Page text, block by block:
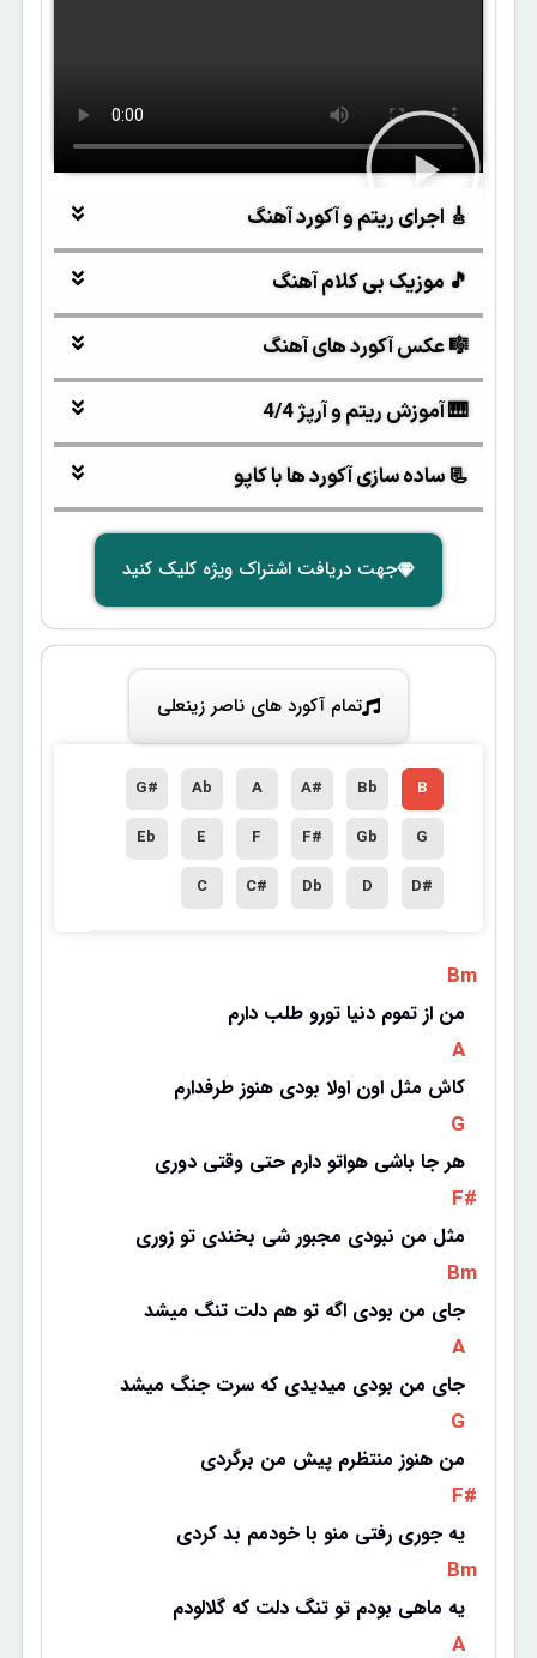
🎸 اجرای ریتم و آکورد آهنگ
🎵 موزیک بی کلام آهنگ
🎼 عکس آکورد های آهنگ
🎹 آموزش ریتم و آرپژ 4/4
📃 ساده سازی آکورد ها با کاپو
جهت دریافت اشتراک ویژه کلیک کنید
تمام آکورد های ناصر زینعلی
B
Bb
A#
A
Ab
G#
G
Gb
F#
F
E
Eb
D#
D
Db
C#
C
Bm
من از تموم دنیا تورو طلب دارم
A
کاش مثل اون اولا بودی هنوز طرفدارم
G
هر جا باشی هواتو دارم حتی وقتی دوری
F#
مثل من نبودی مجبور شی بخندی تو زوری
Bm
جای من بودی اگه تو هم دلت تنگ میشد
A
جای من بودی میدیدی که سرت جنگ میشد
G
من هنوز منتظرم پیش من برگردی
F#
یه جوری رفتی منو با خودمم بد کردی
Bm
یه ماهی بودم تو تنگ دلت که گلالودم
A